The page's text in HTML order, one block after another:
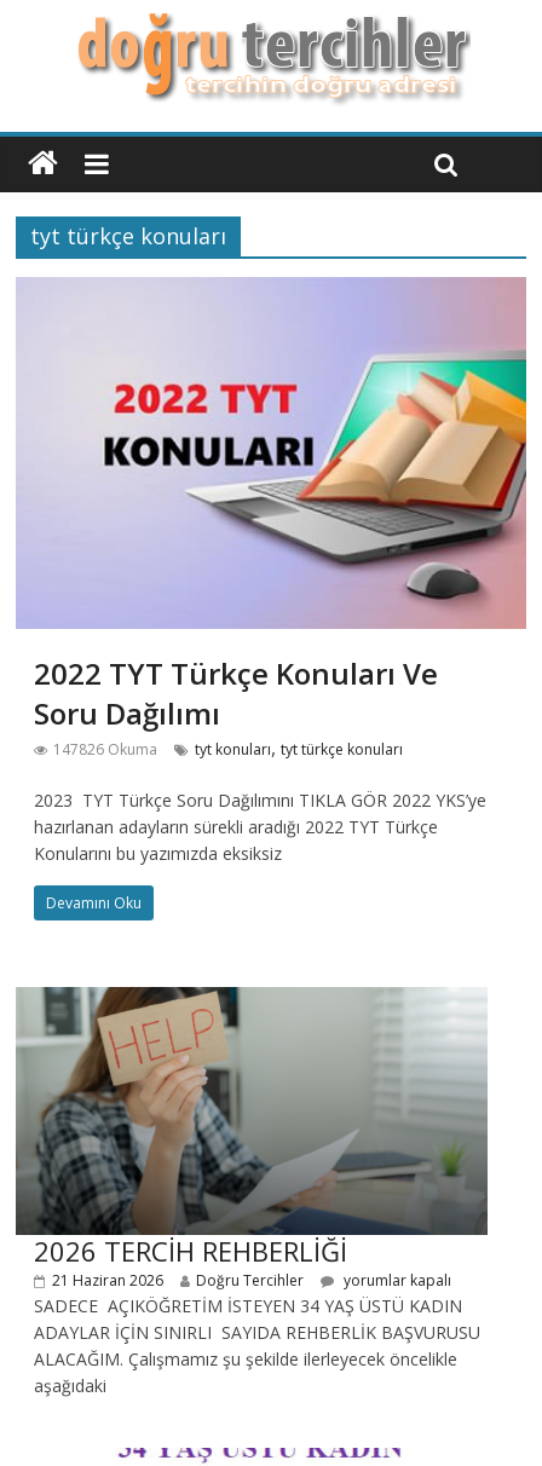
tyt türkçe konuları
2022 TYT Türkçe Konuları Ve
Soru Dağılımı
147826 Okuma tyt konuları,tyt türkçe konuları
2023 TYT Türkçe Soru Dağılımını TIKLA GÖR 2022 YKS’ye
hazırlanan adayların sürekli aradığı 2022 TYT Türkçe
Konularını bu yazımızda eksiksiz
Devamını Oku
2026 TERCİH REHBERLİĞİ
21 Haziran 2026 Doğru Tercihler yorumlar kapalı
SADECE AÇIKÖĞRETİM İSTEYEN 34 YAŞ ÜSTÜ KADIN
ADAYLAR İÇİN SINIRLI SAYIDA REHBERLİK BAŞVURUSU
ALACAĞIM. Çalışmamız şu şekilde ilerleyecek öncelikle
aşağıdaki